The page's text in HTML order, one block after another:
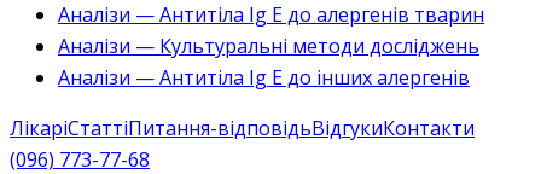
Аналізи — Антитіла Ig E до алергенів тварин
Аналізи — Культуральні методи досліджень
Аналізи — Антитіла Ig E до інших алергенів
ЛікаріСтаттіПитання-відповідьВідгукиКонтакти
(096) 773-77-68